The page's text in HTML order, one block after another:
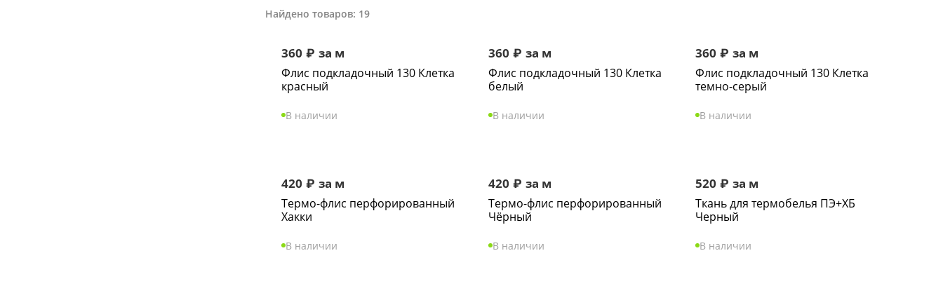
Найдено товаров: 19
360 ₽ за м
Флис подкладочный 130 Клетка
красный
В наличии
360 ₽ за м
Флис подкладочный 130 Клетка
белый
В наличии
360 ₽ за м
Флис подкладочный 130 Клетка
темно-серый
В наличии
420 ₽ за м
Термо-флис перфорированный
Хакки
В наличии
420 ₽ за м
Термо-флис перфорированный
Чёрный
В наличии
520 ₽ за м
Ткань для термобелья ПЭ+ХБ
Черный
В наличии